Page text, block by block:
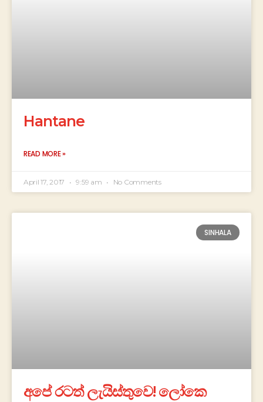
Hantane
READ MORE »
April 17, 2017 9:59 am No Comments
SINHALA
අපේ රටත් ලැයිස්තුවෙ! ලෝකෙ